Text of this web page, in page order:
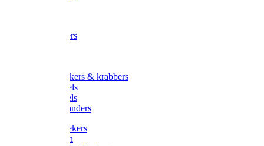
Tuinkrabbers
Onkruidstekers & krabbers
Hartschoffels
Ruitschoffels
Onkruidbranders
Graskantstekers
Verticuteren